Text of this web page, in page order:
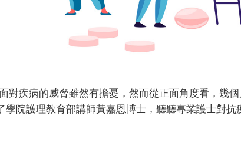
對疾病的威脅雖然有擔憂，然而從正面角度看，幾
學院護理教育部講師黃嘉恩博士，聽聽專業護士對抗